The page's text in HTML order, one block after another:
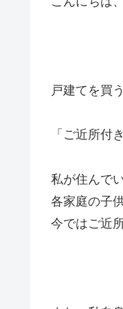
戸建てを買
「ご近所付
私が住んで
各家庭の子
今ではご近